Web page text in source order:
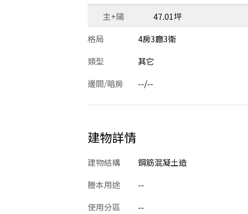
主+陽
47.01坪
格局
4房3廳3衛
類型
其它
邊間/暗房 --/--
建物詳情
建物結構 鋼筋混凝土造
謄本用途
--
使用分區
--